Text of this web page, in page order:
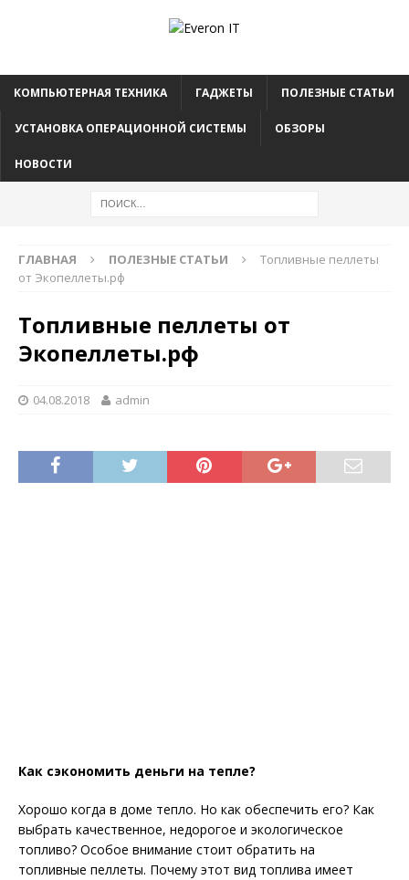
КОМПЬЮТЕРНАЯ ТЕХНИКА ГАДЖЕТЫ ПОЛЕЗНЫЕ СТАТЬИ
УСТАНОВКА ОПЕРАЦИОННОЙ СИСТЕМЫ ОБЗОРЫ
НОВОСТИ
ГЛАВНАЯ ПОЛЕЗНЫЕ СТАТЬИ
Топливные пеллеты
от Экопеллеты.рф
Топливные пеллеты от
Экопеллеты.рф
04.08.2018 admin
Как сэкономить деньги на тепле?
Хорошо когда в доме тепло. Но как обеспечить его? Как
выбрать качественное, недорогое и экологическое
топливо? Особое внимание стоит обратить на
топливные пеллеты. Почему этот вид топлива имеет